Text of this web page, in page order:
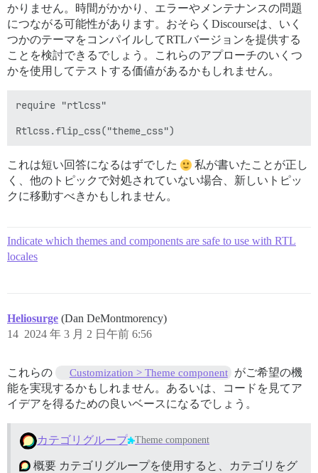
かりません。時間がかかり、エラーやメンテナンスの問題
につながる可能性があります。おそらくDiscourseは、いく
つかのテーマをコンパイルしてRTLバージョンを提供する
ことを検討できるでしょう。これらのアプローチのいくつ
かを使用してテストする価値があるかもしれません。
require "rtlcss"
これは短い回答になるはずでした
私が書いたことが正し
く、他のトピックで対処されていない場合、新しいトピッ
クに移動すべきかもしれません。
Indicate which themes and components are safe to use with RTL
locales
Heliosurge (Dan DeMontmorency)
2024 年 3 月 2 日午前 6:56
14
これらの Customization > Theme component
がご希望の機
能を実現するかもしれません。あるいは、コードを見てア
イデアを得るための良いベースになるでしょう。
カテゴリグループ Theme component
概要 カテゴリグループを使用すると、カテゴリをグ